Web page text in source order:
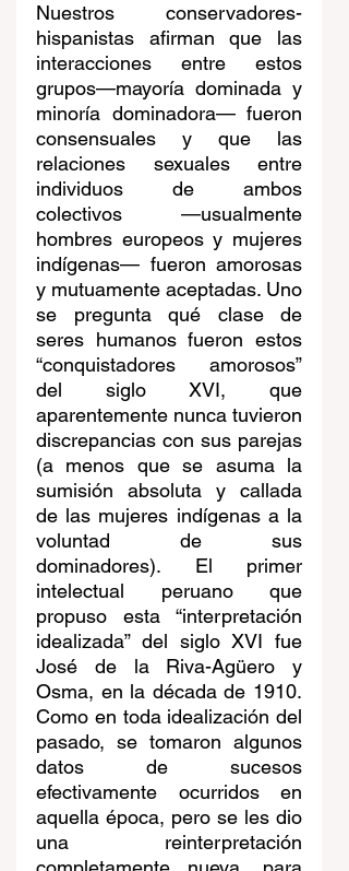
Nuestros conservadores-
hispanistas afirman que las
interacciones entre estos
grupos—mayoría dominada y
minoría dominadora— fueron
consensuales y que las
relaciones sexuales entre
individuos de ambos
colectivos —usualmente
hombres europeos y mujeres
indígenas— fueron amorosas
y mutuamente aceptadas. Uno
se pregunta qué clase de
seres humanos fueron estos
“conquistadores amorosos”
del siglo XVI, que
aparentemente nunca tuvieron
discrepancias con sus parejas
(a menos que se asuma la
sumisión absoluta y callada
de las mujeres indígenas a la
voluntad de sus
dominadores). El primer
intelectual peruano que
propuso esta “interpretación
idealizada” del siglo XVI fue
José de la Riva-Agüero y
Osma, en la década de 1910.
Como en toda idealización del
pasado, se tomaron algunos
datos de sucesos
efectivamente ocurridos en
aquella época, pero se les dio
una reinterpretación